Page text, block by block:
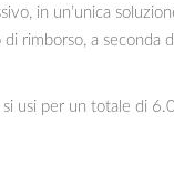
in un’unica
rimborso, a seconda
usi per un totale di